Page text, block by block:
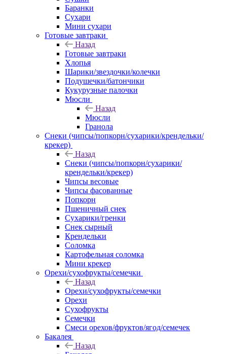
Баранки
Сухари
Мини сухари
Готовые завтраки
Назад
Готовые завтраки
Хлопья
Шарики/звездочки/колечки
Подушечки/батончики
Кукурузные палочки
Мюсли
Назад
Мюсли
Гранола
Снеки (чипсы/попкорн/сухарики/крендельки/
крекер)
Назад
Снеки (чипсы/попкорн/сухарики/
крендельки/крекер)
Чипсы весовые
Чипсы фасованные
Попкорн
Пшеничный снек
Сухарики/гренки
Снек сырный
Крендельки
Соломка
Картофельная соломка
Мини крекер
Орехи/сухофрукты/семечки
Назад
Орехи/сухофрукты/семечки
Орехи
Сухофрукты
Семечки
Смеси орехов/фруктов/ягод/семечек
Бакалея
Назад